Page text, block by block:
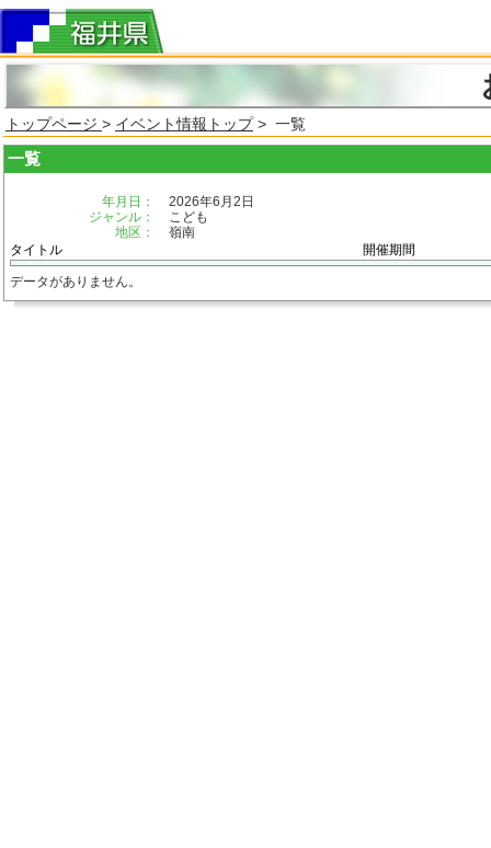
トップページ > イベント情報トップ> 一覧
一覧
年月日：
2026年6月2日
ジャンル：
こども
地区：
嶺南
タイトル
開催期間
データがありません。